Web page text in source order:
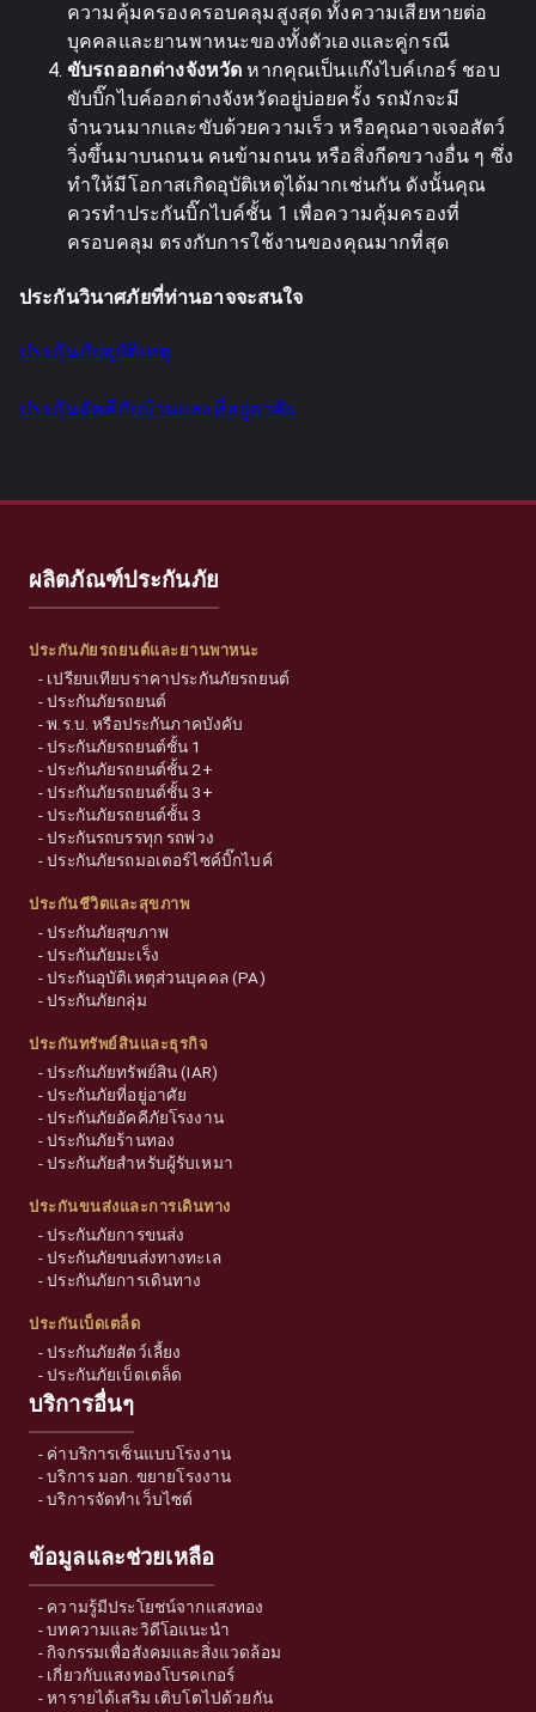
ความคุ้มครองครอบคลุมสูงสุด ทั้งความเสียหายต่อ
บุคคลและยานพาหนะของทั้งตัวเองและคู่กรณี
ขับรถออกต่างจังหวัดหากคุณเป็นแก๊งไบค์เกอร์ ชอบ
ขับบิ๊กไบค์ออกต่างจังหวัดอยู่บ่อยครั้ง รถมักจะมี
จำนวนมากและขับด้วยความเร็ว หรือคุณอาจเจอสัตว์
วิ่งขึ้นมาบนถนน คนข้ามถนน หรือสิ่งกีดขวางอื่น ๆ ซึ่ง
ทำให้มีโอกาสเกิดอุบัติเหตุได้มากเช่นกัน ดังนั้นคุณ
ควรทำประกันบิ๊กไบค์ชั้น 1 เพื่อความคุ้มครองที่
ครอบคลุม ตรงกับการใช้งานของคุณมากที่สุด
ประกันวินาศภัยที่ท่านอาจจะสนใจ
ประกันภัยอุบัติเหตุ
ประกันอัคคีภัยบ้านและที่อยู่อาศัย
ผลิตภัณฑ์ประกันภัย
ประกันภัยรถยนต์และยานพาหนะ
- เปรียบเทียบราคาประกันภัยรถยนต์
-ประกันภัยรถยนต์
-พ.ร.บ. หรือประกันภาคบังคับ
-ประกันภัยรถยนต์ชั้น 1
-ประกันภัยรถยนต์ชั้น 2+
-ประกันภัยรถยนต์ชั้น 3+
-ประกันภัยรถยนต์ชั้น 3
-ประกันรถบรรทุก รถพ่วง
-ประกันภัยรถมอเตอร์ไซค์บิ๊กไบค์
ประกันชีวิตและสุขภาพ
-ประกันภัยสุขภาพ
-ประกันภัยมะเร็ง
-ประกันอุบัติเหตุส่วนบุคคล (PA)
-ประกันภัยกลุ่ม
ประกันทรัพย์สินและธุรกิจ
-ประกันภัยทรัพย์สิน (IAR)
-ประกันภัยที่อยู่อาศัย
-ประกันภัยอัคคีภัยโรงงาน
-ประกันภัยร้านทอง
-ประกันภัยสำหรับผู้รับเหมา
ประกันขนส่งและการเดินทาง
-ประกันภัยการขนส่ง
-ประกันภัยขนส่งทางทะเล
-ประกันภัยการเดินทาง
ประกันเบ็ดเตล็ด
-ประกันภัยสัตว์เลี้ยง
-ประกันภัยเบ็ดเตล็ด
บริการอื่นๆ
- ค่าบริการเซ็นแบบโรงงาน
-บริการ มอก. ขยายโรงงาน
-บริการจัดทำเว็บไซต์
ข้อมูลและช่วยเหลือ
- ความรู้มีประโยชน์จากแสงทอง
-บทความและวิดีโอแนะนำ
-กิจกรรมเพื่อสังคมและสิ่งแวดล้อม
- เกี่ยวกับแสงทองโบรคเกอร์
-หารายได้เสริม เติบโตไปด้วยกัน